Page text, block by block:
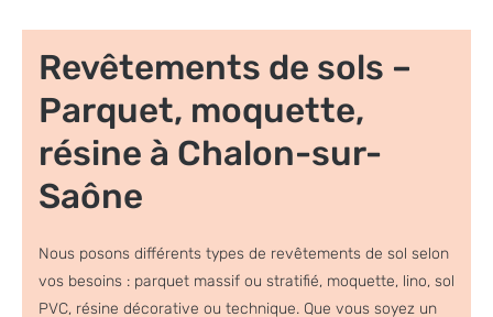
Revêtements de sols –
Parquet, moquette,
résine à Chalon-sur-
Saône
Nous posons différents types de revêtements de sol selon
vos besoins : parquet massif ou stratifié, moquette, lino, sol
PVC, résine décorative ou technique. Que vous soyez un